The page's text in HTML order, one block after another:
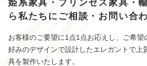
姫系家具・プリンセス家具・
ら 私たちにご相談・お問い合
お客様のご要望に1点1点お応えし、ご希望
好みのデザインで設計したエレガントで上
具を製作いたします。